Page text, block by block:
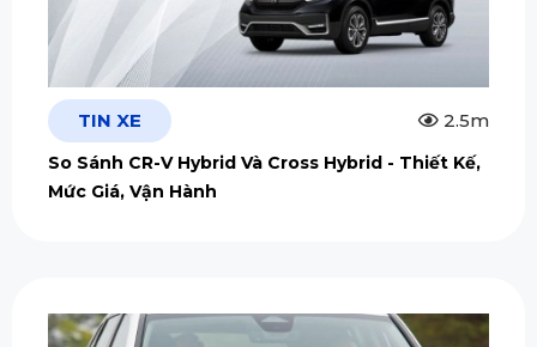
TIN XE 2.5m
So Sánh CR-V Hybrid Và Cross Hybrid - Thiết Kế,
Mức Giá, Vận Hành